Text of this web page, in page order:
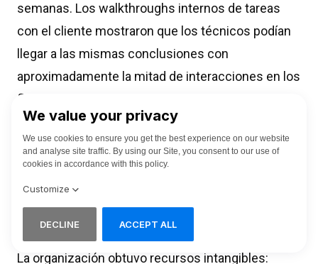
semanas. Los walkthroughs internos de tareas
con el cliente mostraron que los técnicos podían
llegar a las mismas conclusiones con
aproximadamente la mitad de interacciones en los
flujos de trabajo clave. Los nuevos usuarios
podían manejar la GUI del dispositivo de medición
tras una breve introducción guiada, en lugar de
necesitar coaching repetido. Los grandes clientes
integradores informaron de implementaciones
más fluidas, ya que menos personas tenían
La organización obtuvo recursos intangibles: